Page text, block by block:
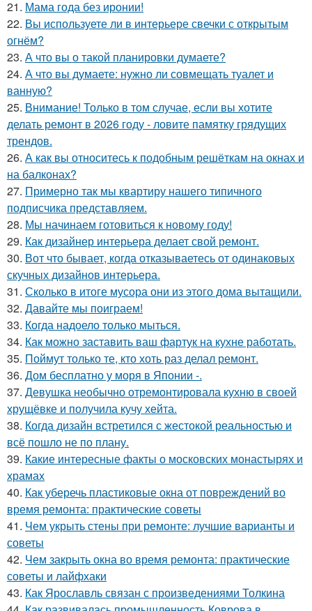
21. Мама года без иронии!
22. Вы используете ли в интерьере свечки с открытым
огнём?
23. А что вы о такой планировки думаете?
24. А что вы думаете: нужно ли совмещать туалет и
ванную?
25. Внимание! Только в том случае, если вы хотите
делать ремонт в 2026 году - ловите памятку грядущих
трендов.
26. А как вы относитесь к подобным решёткам на окнах и
на балконах?
27. Примерно так мы квартиру нашего типичного
подписчика представляем.
28. Мы начинаем готовиться к новому году!
29. Как дизайнер интерьера делает свой ремонт.
30. Вот что бывает, когда отказываетесь от одинаковых
скучных дизайнов интерьера.
31. Сколько в итоге мусора они из этого дома вытащили.
32. Давайте мы поиграем!
33. Когда надоело только мыться.
34. Как можно заставить ваш фартук на кухне работать.
35. Поймут только те, кто хоть раз делал ремонт.
36. Дом бесплатно у моря в Японии -.
37. Девушка необычно отремонтировала кухню в своей
хрущёвке и получила кучу хейта.
38. Когда дизайн встретился с жестокой реальностью и
всё пошло не по плану.
39. Какие интересные факты о московских монастырях и
храмах
40. Как уберечь пластиковые окна от повреждений во
время ремонта: практические советы
41. Чем укрыть стены при ремонте: лучшие варианты и
советы
42. Чем закрыть окна во время ремонта: практические
советы и лайфхаки
43. Как Ярославль связан с произведениями Толкина